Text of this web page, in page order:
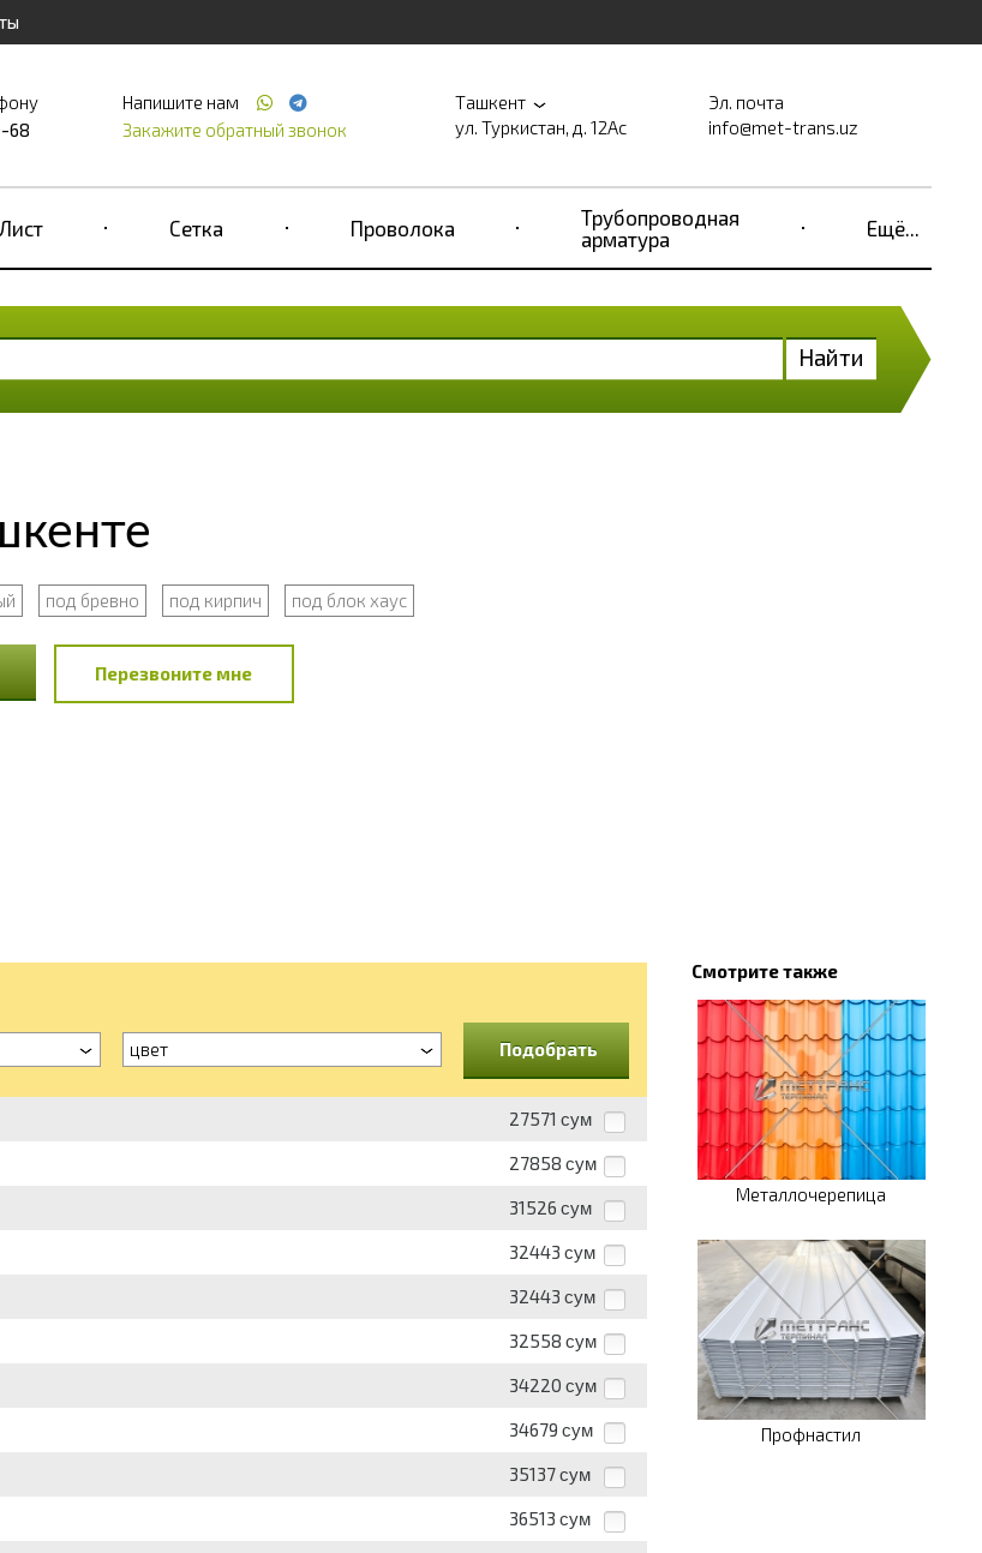
68
Напишите нам
Закажите обратный звонок
Ташкент
ул. Туркистан, д. 12Ас
Эл. почта
info@met-trans.uz
Лист Сетка Проволока
Трубопроводная
арматура
Ещё...
Найти
под бревно под кирпич под блок хаус
Перезвоните мне
цвет Подобрать
27571 сум
27858 сум
31526 сум
32443 сум
32443 сум
32558 сум
34220 сум
34679 сум
35137 сум
36513 сум
Смотрите также
Металлочерепица
Профнастил